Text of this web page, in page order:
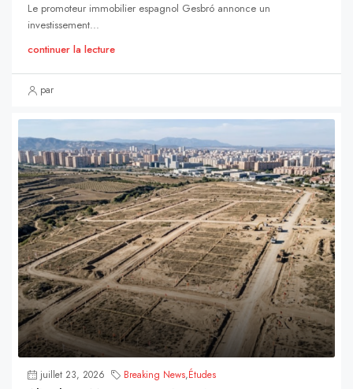
Le promoteur immobilier espagnol Gesbró annonce un
investissement...
continuer la lecture
par
juillet 23, 2026 Breaking News,Études